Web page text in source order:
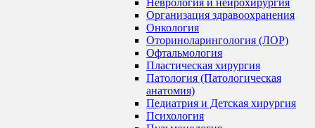
Неврология и нейрохирургия
Организация здравоохранения
Онкология
Оториноларингология (ЛОР)
Офтальмология
Пластическая хирургия
Патология (Патологическая
анатомия)
Педиатрия и Детская хирургия
Психология